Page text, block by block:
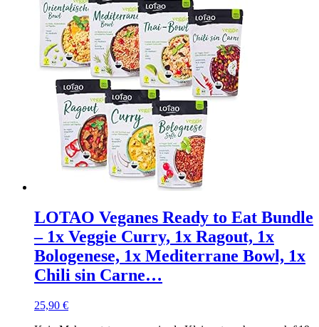
LOTAO Veganes Ready to Eat Bundle
– 1x Veggie Curry, 1x Ragout, 1x
Bologenese, 1x Mediterrane Bowl, 1x
Chili sin Carne…
25,90 €